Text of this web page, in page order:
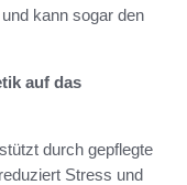
kann sogar den
auf das
durch gepflegte
Stress und